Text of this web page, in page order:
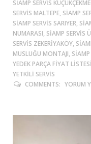
SIAMP SERVIS
SERVIS MALTEPE, SIAMP
SIAMP SERVIS SARIYER,
NUMARASI, SIAMP SERVIS
SERVIS ZEKERIYAKÖY,
MUSLUĞU MONTAJI,
YEDEK PARÇA FIYAT
YETKILI SERVIS
COMMENTS: YORUM